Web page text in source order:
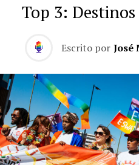
Top 3:
Escrito por José